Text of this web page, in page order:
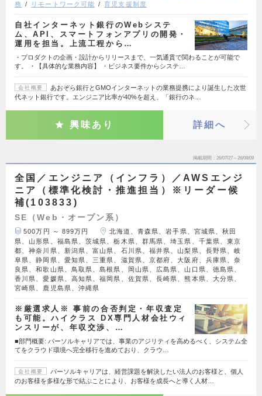
務
リモートワーク可能 育児支援制度
自社インターネット銀行のWebシステ
ム、API、スマートフォンアプリの開発・
運用を担当。上流工程から…
・プロダクトの企画・設計からリリースまで、一気通貫で関わることが可能で
す。 ・【具体的な業務内容】 ・ビジネス要件からシステ…
会社概要
あおぞら銀行とGMOインターネットの業務提携により誕生した次世
代ネット銀行です。エンジニア比率が40%を超え、「銀行のネ…
興味あり 詳細へ
掲載期間 26/07/27～26/08/09
全国／エンジニア（インフラ）／AWSエンジ
ニア（標準化検討・推進担当）※リーダー候
補(103833)
SE（Web・オープン系）
500万円 ～ 899万円
北海道、青森県、岩手県、宮城県、秋田
県、山形県、福島県、茨城県、栃木県、群馬県、埼玉県、千葉県、東京
都、神奈川県、新潟県、富山県、石川県、福井県、山梨県、長野県、岐
阜県、静岡県、愛知県、三重県、滋賀県、京都府、大阪府、兵庫県、奈
良県、和歌山県、鳥取県、島根県、岡山県、広島県、山口県、徳島県、
香川県、愛媛県、高知県、福岡県、佐賀県、長崎県、熊本県、大分県、
宮崎県、鹿児島県、沖縄県
※厳選求人※ 事前の合否判定・年収査定
も可能。ハイクラス DX専門人材会社ウィ
ンスリーが、年収交渉、…
■部門概要: パーソルキャリアでは、事業のアジリティを高めるべく、システム全
てをクラウド環境へ完全移行を進めており、クラウ…
会社概要
パーソルキャリアは、経営課題を解決したい法人のお客様と、個人
のお客様を多様な形で結ぶことにより、お客様を成長へと導く人材…